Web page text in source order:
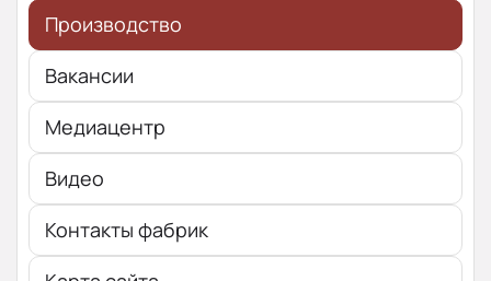
Производство
Вакансии
Медиацентр
Видео
Контакты фабрик